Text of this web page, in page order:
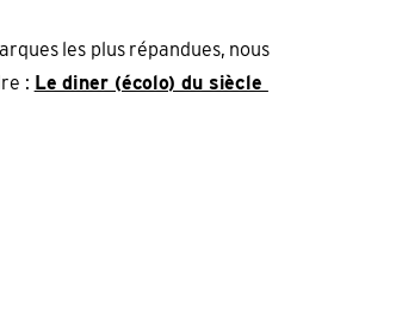
les plus répandues, nous
: Le diner (écolo) du siècle